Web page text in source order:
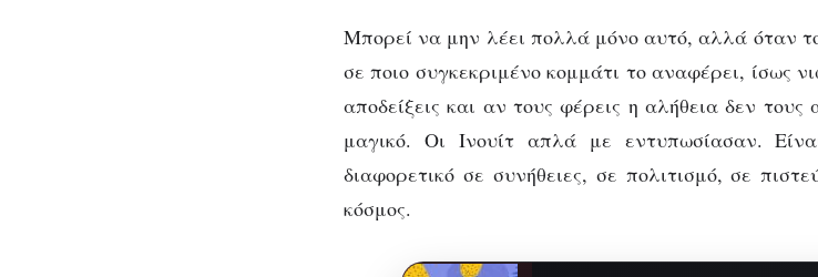
Μπορεί να μην λέει πολλά μόνο αυτό, αλλά όταν
σε ποιο συγκεκριμένο κομμάτι το αναφέρει, ίσως
αποδείξεις και αν τους φέρεις η αλήθεια δεν
μαγικό. Οι Ινουίτ απλά με εντυπωσίασαν.
διαφορετικό σε συνήθειες, σε πολιτισμό, σε
κόσμος.